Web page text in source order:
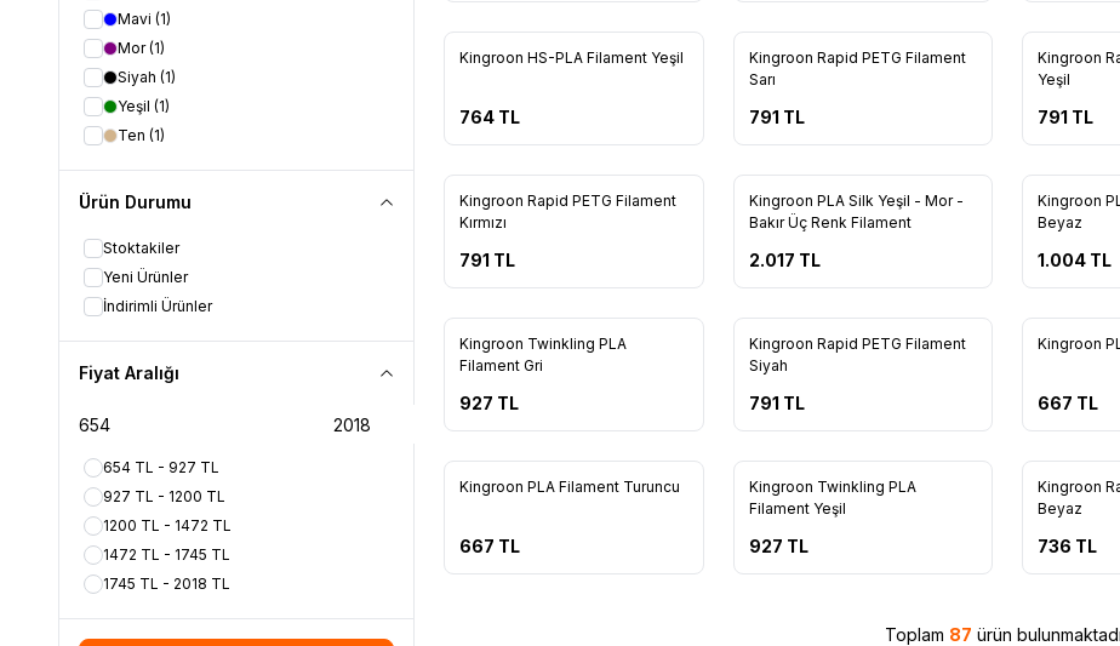
Mavi (1)
Mor(1)
Siyah (1)
Yeşil (1)
Ten (1)
Ürün Durumu
Stoktakiler
Yeni Ürünler
İndirimli Ürünler
Fiyat Aralığı
654 TL - 927 TL
927 TL - 1200 TL
1200 TL - 1472 TL
1472 TL - 1745 TL
1745 TL - 2018 TL
Yeni
Kingroon HS-PLA Filament Yeşil
764 TL
Yeni
Kingroon Rapid PETG Filament
Sarı
791 TL
Yeni
Kingroon
Yeşil
791 TL
Kingroon Rapid PETG Filament
Kırmızı
791 TL
Kingroon PLA Silk Yeşil - Mor -
Bakır Üç Renk Filament
2.017 TL
Kingroon
Beyaz
1.004 TL
Kingroon Twinkling PLA
Filament Gri
927 TL
Kingroon Rapid PETG Filament
Siyah
791 TL
Kingroon
667 TL
Kingroon PLA Filament Turuncu
667 TL
Kingroon Twinkling PLA
Filament Yeşil
927 TL
Kingroon
Beyaz
736 TL
Toplam 87 ürün